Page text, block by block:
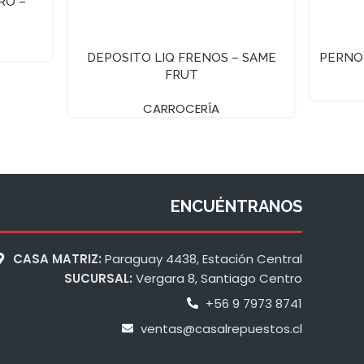
DEPOSITO LIQ FRENOS – SAME
FRUT
CARROCERÍA
ENCUÉNTRANOS
CASA MATRIZ: Paraguay 4438, Estación Central
SUCURSAL: Vergara 8, Santiago Centro
+56 9 7973 8741
ventas@casalrepuestos.cl